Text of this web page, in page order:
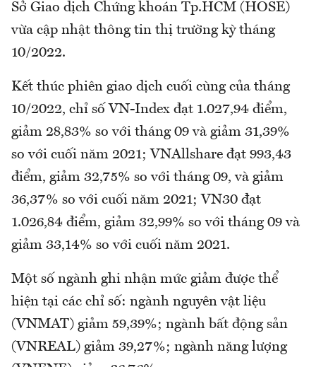
Sở Giao dịch Chứng khoán Tp.HCM (HOSE)
vừa cập nhật thông tin thị trường kỳ tháng
10/2022.
Kết thúc phiên giao dịch cuối cùng của tháng
10/2022, chỉ số VN-Index đạt 1.027,94 điểm,
giảm 28,83% so với tháng 09 và giảm 31,39%
so với cuối năm 2021; VNAllshare đạt 993,43
điểm, giảm 32,75% so với tháng 09, và giảm
36,37% so với cuối năm 2021; VN30 đạt
1.026,84 điểm, giảm 32,99% so với tháng 09 và
giảm 33,14% so với cuối năm 2021.
Một số ngành ghi nhận mức giảm được thể
hiện tại các chỉ số: ngành nguyên vật liệu
(VNMAT) giảm 59,39%; ngành bất động sản
(VNREAL) giảm 39,27%; ngành năng lượng